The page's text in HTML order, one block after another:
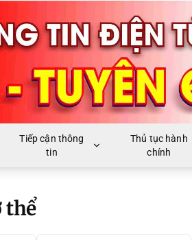
Tiếp cận thông
tin
Thủ tục hành
chính
thể